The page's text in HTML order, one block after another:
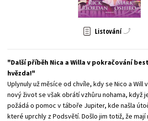
Zahraniční literatura
Všechny tituly
Listování
Další příběh Nica a Willa v pokračování
hvězda!
Uplynuly už měsíce od chvíle, kdy se Nico a Will
nový život se však obrátí vzhůru nohama, když
požádá o pomoc v táboře Jupiter, kde našla
které uprchly z Podsvětí. Došlo jim totiž, že mají